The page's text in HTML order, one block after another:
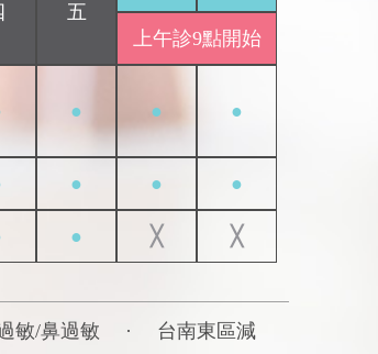
五
上午診9點開始
● ● ●
● ● ●
● ╳ ╳
敏/鼻過敏 · 台南東區減